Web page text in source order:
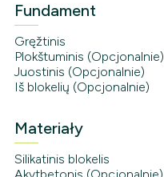
Fundament
Gręžtinis
Plokštuminis (Opcjonalnie)
Juostinis (Opcjonalnie)
Iš blokelių (Opcjonalnie)
Materiały
Silikatinis blokelis